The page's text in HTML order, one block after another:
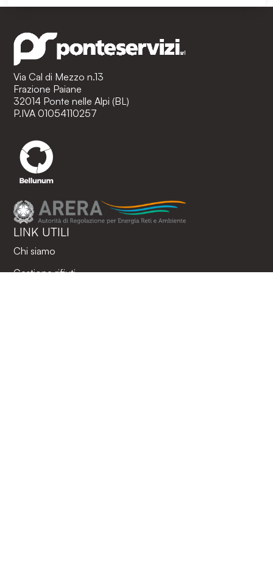
Via Cal di Mezzo n.13
Frazione Paiane
32014 Ponte nelle Alpi (BL)
P.IVA 01054110257
LINK UTILI
Chi siamo
Gestione rifiuti